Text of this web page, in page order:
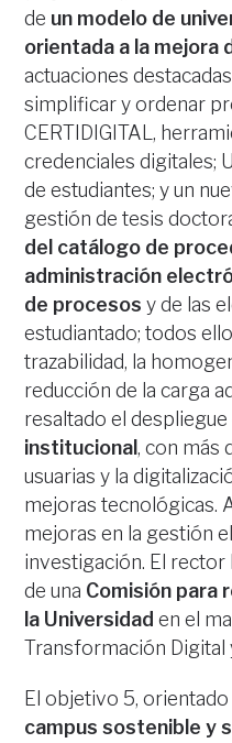
de un modelo de
orientada a la mejora
actuaciones
simplificar y ordenar
CERTIDIGITAL,
credenciales digitales;
de estudiantes; y un
gestión de tesis
del catálogo de
administración
de procesos y de las
estudiantado; todos
trazabilidad, la
reducción de la carga
resaltado el
institucional, con más
usuarias y la
mejoras tecnológicas.
mejoras en la gestión
investigación. El rector
de una Comisión para
la Universidad en el
Transformación Digital
El objetivo 5, orientado
campus sostenible y